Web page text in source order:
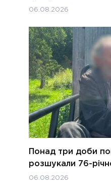
06.08.2026
Понад три доби
розшукали 76-
06.08.2026